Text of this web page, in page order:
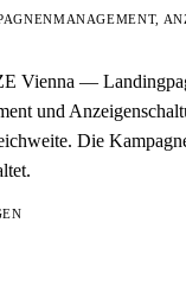
Vienna —
und
Die